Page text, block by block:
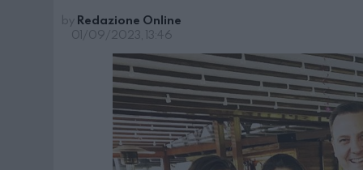
by Redazione Online
01/09/2023, 13:46